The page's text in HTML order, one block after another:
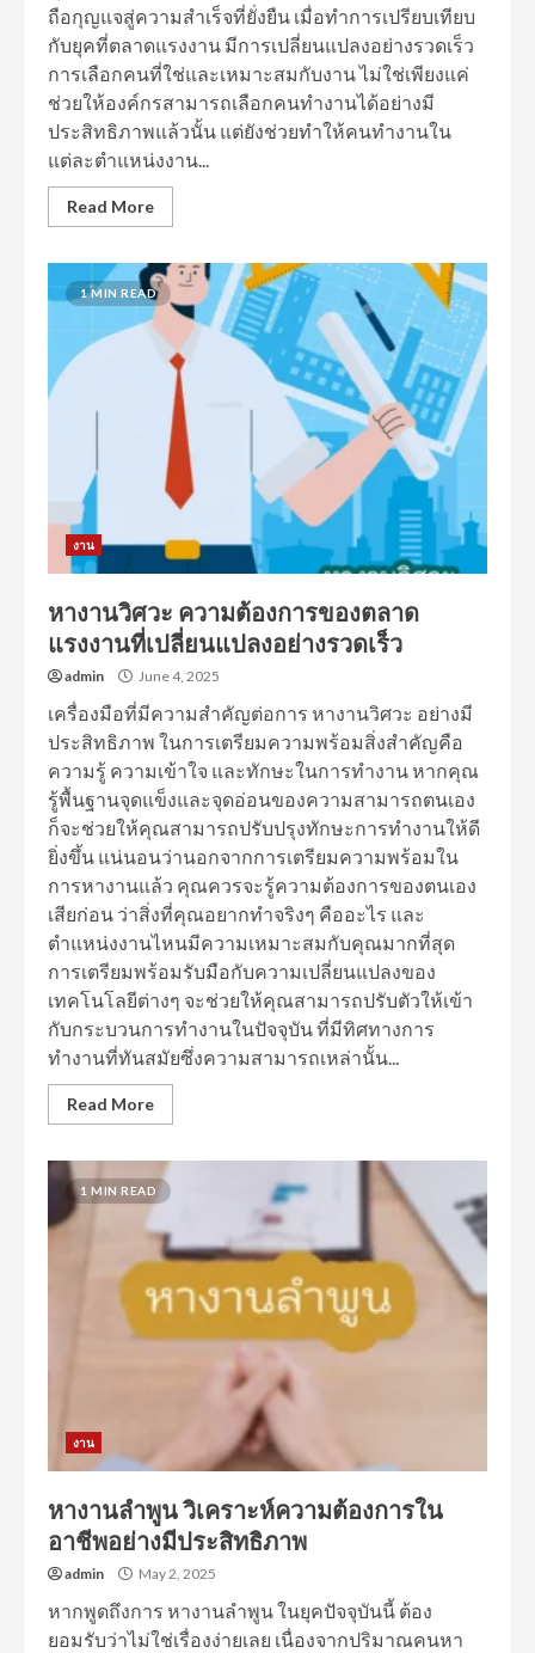
ถือกุญแจสู่ความสำเร็จที่ยั่งยืน เมื่อทำการเปรียบเทียบ
กับยุคที่ตลาดแรงงาน มีการเปลี่ยนแปลงอย่างรวดเร็ว
การเลือกคนที่ใช่และเหมาะสมกับงาน ไม่ใช่เพียงแค่
ช่วยให้องค์กรสามารถเลือกคนทำงานได้อย่างมี
ประสิทธิภาพแล้วนั้น แต่ยังช่วยทำให้คนทำงานใน
แต่ละตำแหน่งงาน...
Read More
1 MIN READ
งาน
หางานวิศวะ ความต้องการของตลาด
แรงงานที่เปลี่ยนแปลงอย่างรวดเร็ว
admin June 4, 2025
เครื่องมือที่มีความสำคัญต่อการ หางานวิศวะ อย่างมี
ประสิทธิภาพ ในการเตรียมความพร้อมสิ่งสำคัญคือ
ความรู้ ความเข้าใจ และทักษะในการทำงาน หากคุณ
รู้พื้นฐานจุดแข็งและจุดอ่อนของความสามารถตนเอง
ก็จะช่วยให้คุณสามารถปรับปรุงทักษะการทำงานให้ดี
ยิ่งขึ้น แน่นอนว่านอกจากการเตรียมความพร้อมใน
การหางานแล้ว คุณควรจะรู้ความต้องการของตนเอง
เสียก่อน ว่าสิ่งที่คุณอยากทำจริงๆ คืออะไร และ
ตำแหน่งงานไหนมีความเหมาะสมกับคุณมากที่สุด
การเตรียมพร้อมรับมือกับความเปลี่ยนแปลงของ
เทคโนโลยีต่างๆ จะช่วยให้คุณสามารถปรับตัวให้เข้า
กับกระบวนการทำงานในปัจจุบัน ที่มีทิศทางการ
ทำงานที่ทันสมัยซึ่งความสามารถเหล่านั้น...
Read More
1 MIN READ
งาน
หางานลำพูน วิเคราะห์ความต้องการใน
อาชีพอย่างมีประสิทธิภาพ
admin May 2, 2025
หากพูดถึงการ หางานลำพูน ในยุคปัจจุบันนี้ ต้อง
ยอมรับว่าไม่ใช่เรื่องง่ายเลย เนื่องจากปริมาณคนหา